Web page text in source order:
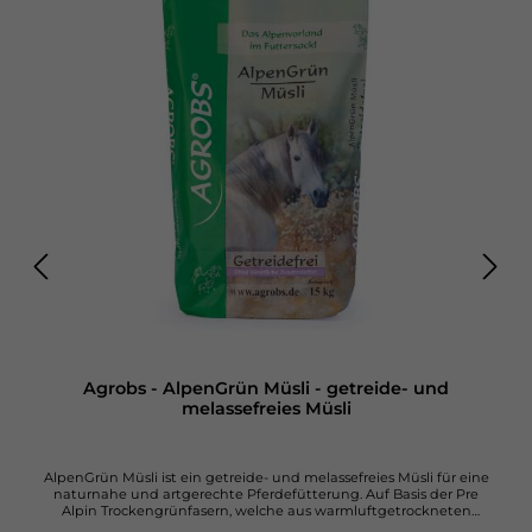
Agrobs - AlpenGrün Müsli - getreide- und
melassefreies Müsli
AlpenGrün Müsli ist ein getreide- und melassefreies Müsli für eine
naturnahe und artgerechte Pferdefütterung. Auf Basis der Pre
Alpin Trockengrünfasern, welche aus warmluftgetrockneten